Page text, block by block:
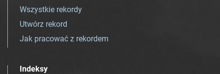
Wszystkie rekordy
Utwórz rekord
Jak pracować z rekordem
Indeksy